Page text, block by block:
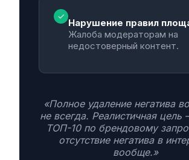
✓
Нарушение правил
Жалоба модераторам на
недостоверный контент.
«Полное удаление негатива
не всегда. Реалистичная цель
ТОП-10 по брендовому
отсутствие негатива в
вообще.»